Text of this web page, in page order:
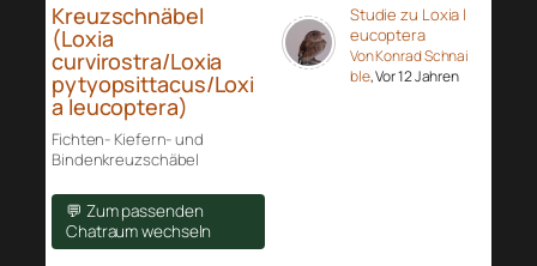
Kreuzschnäbel
(Loxia
curvirostra/Loxia
pytyopsittacus/Loxi
a leucoptera)
Fichten- Kiefern- und
Bindenkreuzschäbel
💬 Zum passenden
Chatraum wechseln
Studie zu Loxia l
eucoptera
Von Konrad Schnai
ble, Vor 12 Jahren